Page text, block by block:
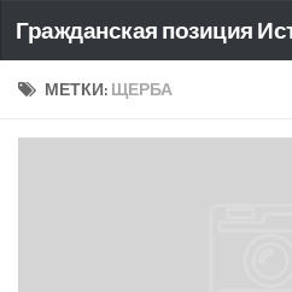
Гражданская позиция
МЕТКИ:ЩЕРБА